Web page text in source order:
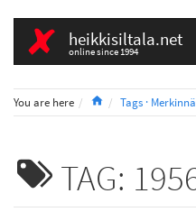
heikkisiltala.net
online since 1994
You are here HomeTags ·
TAG: